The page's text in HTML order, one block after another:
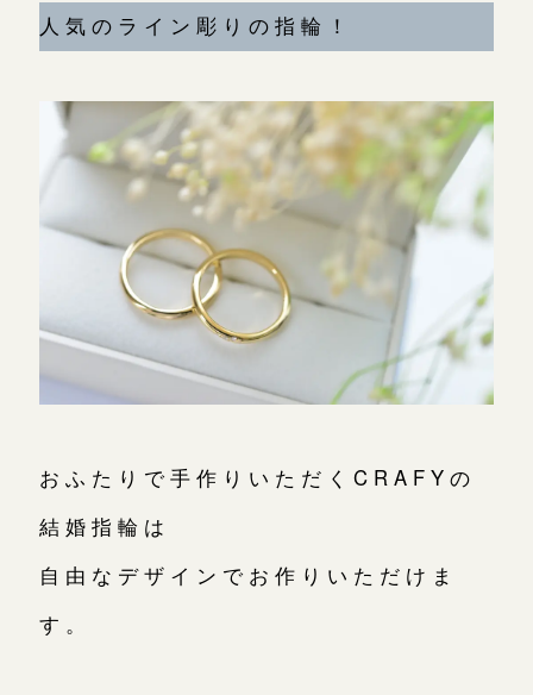
人気のライン彫りの指輪！
おふたりで手作りいただくCRAFYの
結婚指輪は
自由なデザインでお作りいただけま
す。